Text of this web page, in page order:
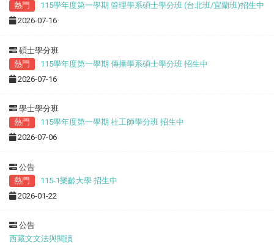
熱門
115學年度第一學期 管理學系碩士學分班 (台北班/宜蘭班)招生中
2026-07-16
碩士學分班
熱門
115學年度第一學期 傳播學系碩士學分班 招生中
2026-07-16
學士學分班
熱門
115學年度第一學期 社工師學分班 招生中
2026-07-06
公告
熱門
115-1樂齡大學 招生中
2026-01-22
公告
西藏文文法與閱讀